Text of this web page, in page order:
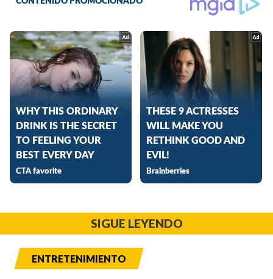
SIGUE LEYENDO
ENTRETENIMIENTO